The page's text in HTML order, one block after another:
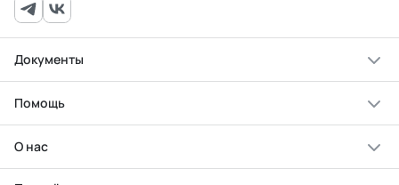
Документы
Помощь
О нас